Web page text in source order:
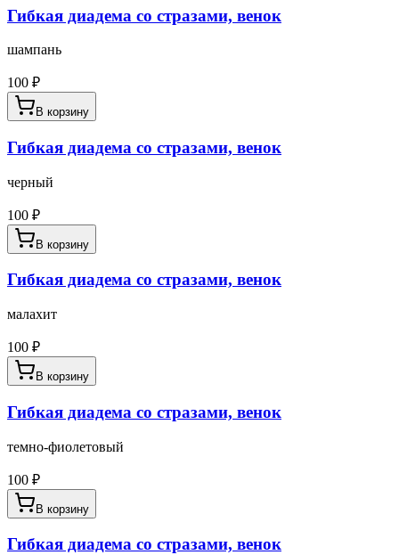
Гибкая диадема со стразами, венок
шампань
100 ₽
В корзину
Гибкая диадема со стразами, венок
черный
100 ₽
В корзину
Гибкая диадема со стразами, венок
малахит
100 ₽
В корзину
Гибкая диадема со стразами, венок
темно-фиолетовый
100 ₽
В корзину
Гибкая диадема со стразами, венок